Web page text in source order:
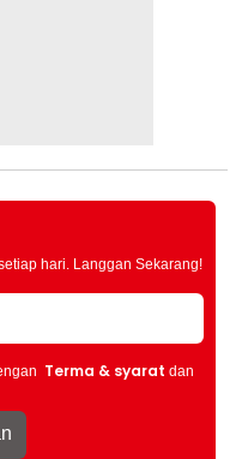
hari. Langgan Sekarang!
Terma & syarat dan